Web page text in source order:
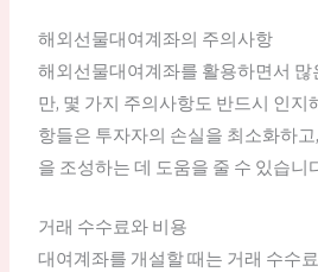
해외선물대여계좌의 주의사항
해외선물대여계좌를 활용하면서 많
만, 몇 가지 주의사항도 반드시 인지
항들은 투자자의 손실을 최소화하
을 조성하는 데 도움을 줄 수 있습니
거래 수수료와 비용
대여계좌를 개설할 때는 거래 수수